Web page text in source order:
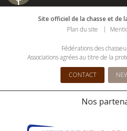
Site officiel de la chasse et de
Plan du site
Fédérations des
Associations agrées au titre de la
CONTACT
Nos